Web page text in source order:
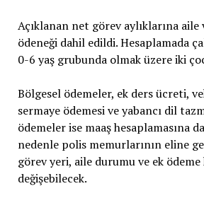
Açıklanan net görev aylıklarına aile
ödeneği dahil edildi. Hesaplamada
0-6 yaş grubunda olmak üzere iki
Bölgesel ödemeler, ek ders ücreti,
sermaye ödemesi ve yabancı dil
ödemeler ise maaş hesaplamasına
nedenle polis memurlarının eline
görev yeri, aile durumu ve ek
değişebilecek.